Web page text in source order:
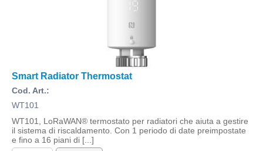
Smart Radiator Thermostat
Cod. Art.:
WT101
WT101, LoRaWAN® termostato per radiatori che aiuta a gestire
il sistema di riscaldamento. Con 1 periodo di date preimpostate
e fino a 16 piani di [...]